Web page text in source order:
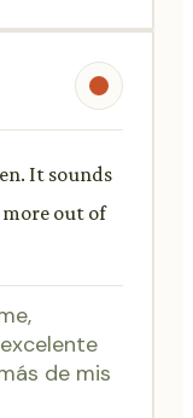
It sounds
more out of
de mis